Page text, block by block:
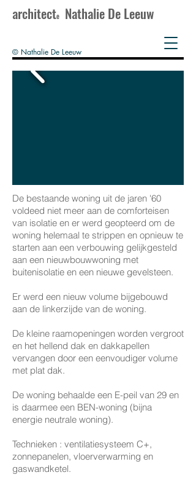
architecte Nathalie De Leeuw
© Nathalie De Leeuw
De bestaande woning uit de jaren '60
voldeed niet meer aan de comforteisen
van isolatie en er werd geopteerd om de
woning helemaal te strippen en opnieuw te
starten aan een verbouwing gelijkgesteld
aan een nieuwbouwwoning met
buitenisolatie en een nieuwe gevelsteen.​​​​​​​
Er werd een nieuw volume bijgebouwd
aan de linkerzijde van de woning.
De kleine raamopeningen worden vergroot
en het hellend dak en dakkapellen
vervangen door een eenvoudiger volume
met plat dak.
De woning behaalde een E-peil van 29 en
is daarmee een BEN-woning (bijna
energie neutrale woning).
Technieken : ventilatiesysteem C+,
zonnepanelen, vloerverwarming en
gaswandketel.